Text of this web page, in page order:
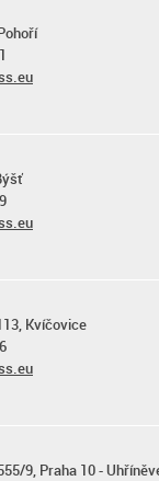
Kvíčovice
9, Praha 10 -